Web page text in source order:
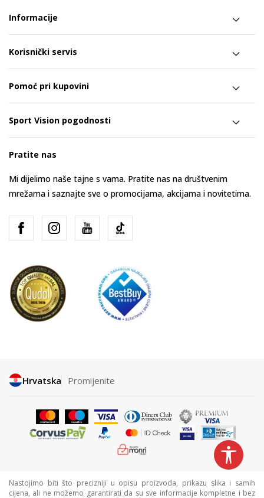
Informacije
Korisnički servis
Pomoć pri kupovini
Sport Vision pogodnosti
Pratite nas
Mi dijelimo naše tajne s vama. Pratite nas na društvenim
mrežama i saznajte sve o promocijama, akcijama i novitetima.
Hrvatska Promijenite
Nastojimo biti što precizniji u opisu proizvoda, prikazu slika i samih
cijena, ali ne možemo garantirati da su sve informacije kompletne i bez